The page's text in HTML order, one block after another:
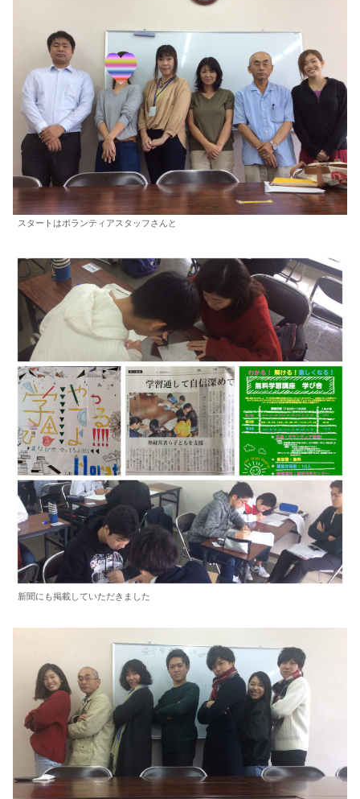
スタートはボランティアスタッフさんと
新聞にも掲載していただきました